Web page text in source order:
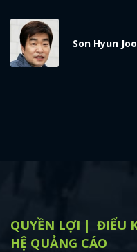
Son Hyun Joo
QUYỀN LỢI ĐIỂU
HỆ QUẢNG CÁO